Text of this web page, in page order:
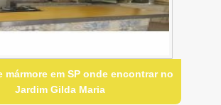
mármore em SP onde encontrar no
Jardim Gilda Maria